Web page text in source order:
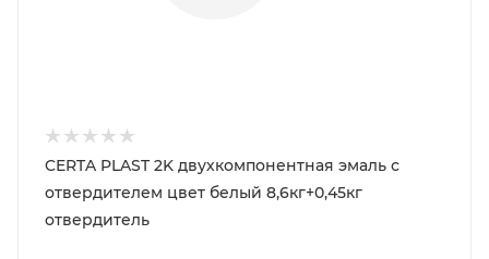
CERTA PLAST 2K двухкомпонентная эмаль с
отвердителем цвет белый 8,6кг+0,45кг
отвердитель